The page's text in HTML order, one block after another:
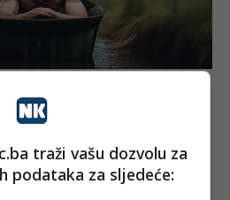
traži vašu dozvolu za
podataka za sljedeće: